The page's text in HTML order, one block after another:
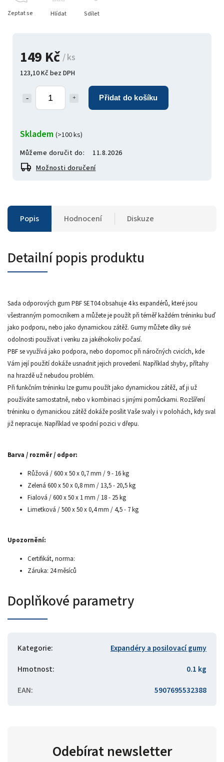
149 Kč / ks
123,10 Kč bez DPH
Přidat do košíku
Skladem (>100 ks)
Můžeme doručit do:
11.8.2026
Možnosti doručení
Zeptat se Hlídat Sdílet
Popis Hodnocení Diskuze
Detailní popis produktu
Sada odporových gum PBF SET04 obsahuje 4 ks expandérů, které jsou
všestranným pomocníkem a můžete je použít při téměř každém tréninku buď
jako podporu, nebo jako dynamickou zátěž. Gumy můžete díky své
odolnosti používat i venku za jakéhokoliv počasí.
PBF se využívá jako podpora, nebo dopomoc při náročných cvicích, kde
Vám její použití dokáže usnadnit jejich provedení. Například shyby, přítahy
na hrazdě už nebudou problém.
Při funkčním tréninku lze gumu použít jako dynamickou zátěž, ať ji už
používáte samostatně, nebo v kombinaci s jinými pomůckami. Rozšíření
tréninku o dymanickou zátěž dokáže posílit Vaše svaly i v polohách, kdy sval
již nepracuje. Například ve spodní pozici v dřepu.
Barva / rozměr / odpor:
Růžová / 600 x 50 x 0,7 mm / 9 - 16 kg
Zelená 600 x 50 x 0,8 mm / 13,5 - 20,5 kg
Fialová / 600 x 50 x 1 mm / 18 - 25 kg
Limetková / 500 x 50 x 0,4 mm / 4,5 - 7 kg
Upozornění:
Certifikát, norma:
Záruka: 24 měsíců
Doplňkové parametry
Kategorie:
Expandéry a posilovací gumy
Hmotnost:
0.1 kg
EAN: 5907695532388
Odebírat newsletter